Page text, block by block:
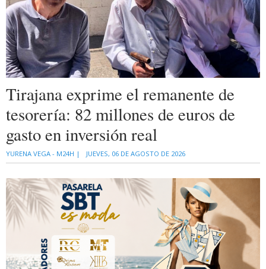
Tirajana exprime el remanente de
tesorería: 82 millones de euros de
gasto en inversión real
YURENA VEGA - M24H | JUEVES, 06 DE AGOSTO DE 2026